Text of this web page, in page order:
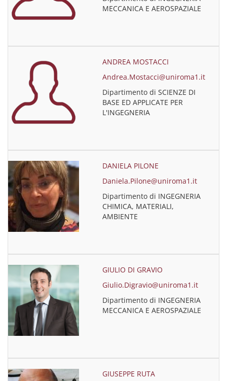
MECCANICA E AEROSPAZIALE
ANDREA MOSTACCI
Andrea.Mostacci@uniroma1.it
Dipartimento di SCIENZE DI
BASE ED APPLICATE PER
L'INGEGNERIA
DANIELA PILONE
Daniela.Pilone@uniroma1.it
Dipartimento di INGEGNERIA
CHIMICA, MATERIALI,
AMBIENTE
GIULIO DI GRAVIO
Giulio.Digravio@uniroma1.it
Dipartimento di INGEGNERIA
MECCANICA E AEROSPAZIALE
GIUSEPPE RUTA